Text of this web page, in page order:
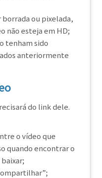
ou pixelada,
não esteja em HD;
tenham sido
anteriormente
do link dele.
o vídeo que
quando encontrar o